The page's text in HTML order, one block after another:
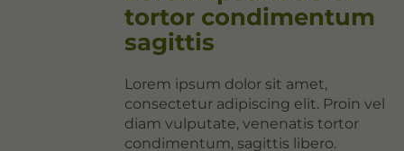
tortor condimentum
sagittis
Lorem ipsum dolor sit amet,
consectetur adipiscing elit. Proin vel
diam vulputate, venenatis tortor
condimentum, sagittis libero.